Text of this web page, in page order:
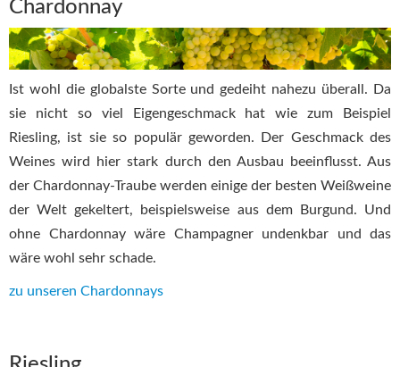
Chardonnay
Ist wohl die globalste Sorte und gedeiht nahezu überall. Da
sie nicht so viel Eigengeschmack hat wie zum Beispiel
Riesling, ist sie so populär geworden. Der Geschmack des
Weines wird hier stark durch den Ausbau beeinflusst. Aus
der Chardonnay-Traube werden einige der besten Weißweine
der Welt gekeltert, beispielsweise aus dem Burgund. Und
ohne Chardonnay wäre Champagner undenkbar und das
wäre wohl sehr schade.
zu unseren Chardonnays